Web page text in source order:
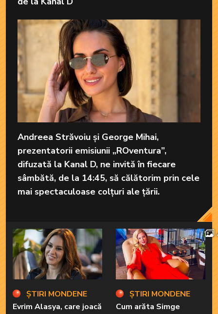
Andreea Străvoiu și George Mihai,
prezentatorii emisiunii „R­­Oventura”,
difuzată la Kanal D, ne invită în fiecare
sâmbătă, de la 14:45, să călătorim prin cele
mai spectaculoase colțuri ale țării.
ȘTIRI MONDENE
Evrim Alasya, care joacă
ȘTIRI MONDENE
Cum arăta Simge